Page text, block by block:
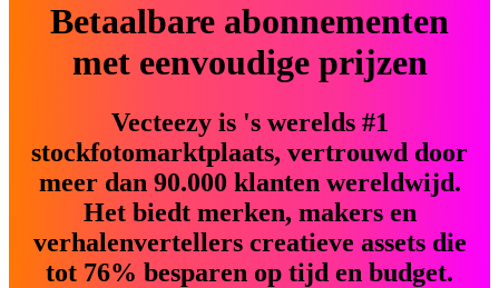
Betaalbare abonnementen
met eenvoudige prijzen
Vecteezy is 's werelds #1
stockfotomarktplaats, vertrouwd door
meer dan 90.000 klanten wereldwijd.
Het biedt merken, makers en
verhalenvertellers creatieve assets die
tot 76% besparen op tijd en budget.